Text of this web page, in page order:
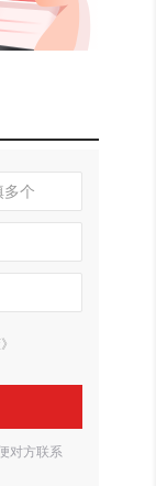
》
对方联系